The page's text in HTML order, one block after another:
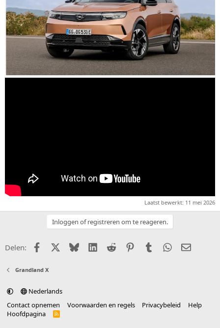
Laatst bewerkt: 11 mei 2026
Inloggen of registreren om te reageren.
Delen: FacebookX (Twitter)
BlueskyLinkedIn
Reddit PinterestTumblr WhatsApp
E-mail
Grandland X
Nederlands
Contact opnemen
Voorwaarden en regels Privacybeleid
Help
Hoofdpagina
R